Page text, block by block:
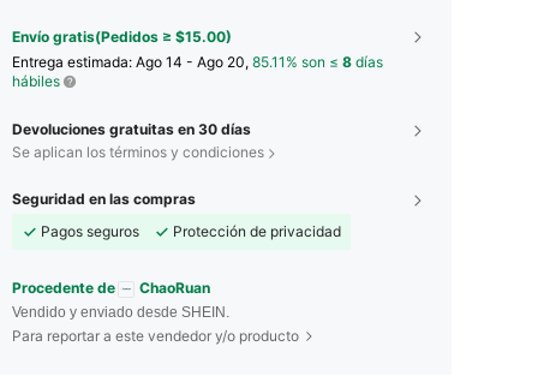
Envío gratis(Pedidos ≥ $15.00)
Entrega estimada: Ago 14 - Ago 20, 85.11% son ≤ 8 días
hábiles
Devoluciones gratuitas en 30 días
Se aplican los términos y condiciones
Seguridad en las compras
Pagos seguros
Protección de privacidad
Procedente de ChaoRuan
Vendido y enviado desde SHEIN.
Para reportar a este vendedor y/o producto